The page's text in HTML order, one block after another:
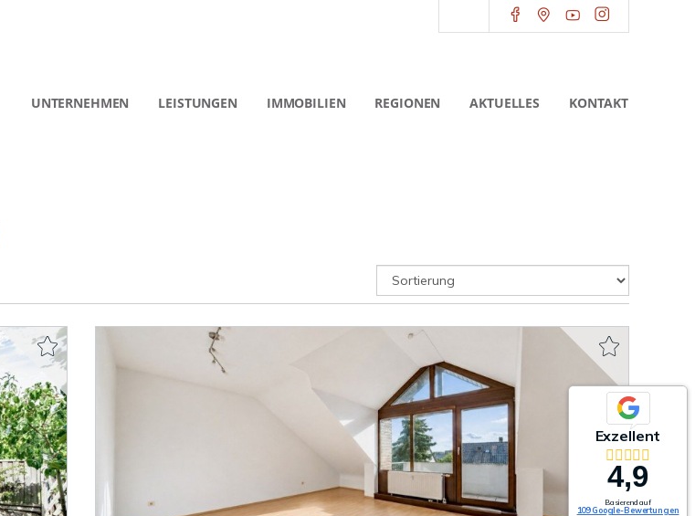
UNTERNEHMEN LEISTUNGEN IMMOBILIEN REGIONEN AKTUELLES KONTAKT
Exzellent
4,9
Basierend auf
109 Google-Bewertungen